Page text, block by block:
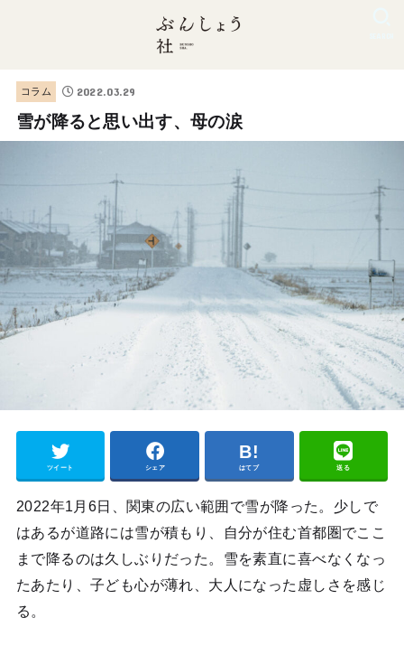
コラム 2022.03.29
雪が降ると思い出す、母の涙
ツイート シェア はてブ 送る
2022年1月6日、関東の広い範囲で雪が降った。少しで
はあるが道路には雪が積もり、自分が住む首都圏でここ
まで降るのは久しぶりだった。雪を素直に喜べなくなっ
たあたり、子ども心が薄れ、大人になった虚しさを感じ
る。